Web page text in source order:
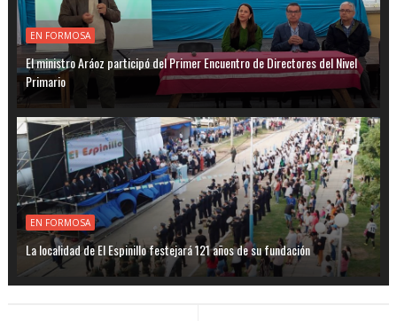
EN FORMOSA
El ministro Aráoz participó del Primer Encuentro de Directores del Nivel
Primario
EN FORMOSA
La localidad de El Espinillo festejará 121 años de su fundación